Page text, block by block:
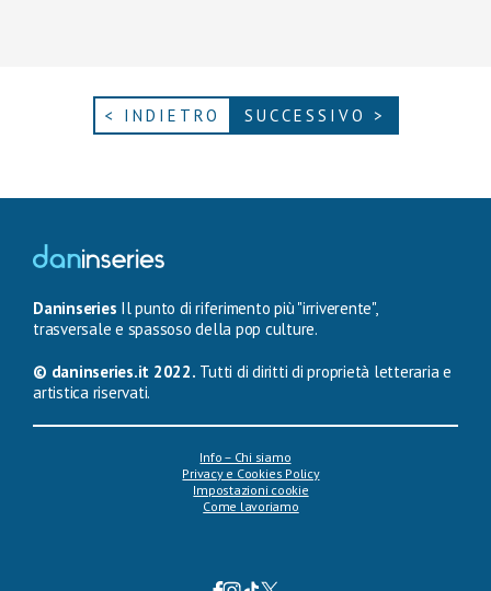
< INDIETRO SUCCESSIVO >
Daninseries Il punto di riferimento più "irriverente",
trasversale e spassoso della pop culture.
© daninseries.it 2022. Tutti di diritti di proprietà letteraria e
artistica riservati.
Info – Chi siamo
Privacy e Cookies Policy
Impostazioni cookie
Come lavoriamo